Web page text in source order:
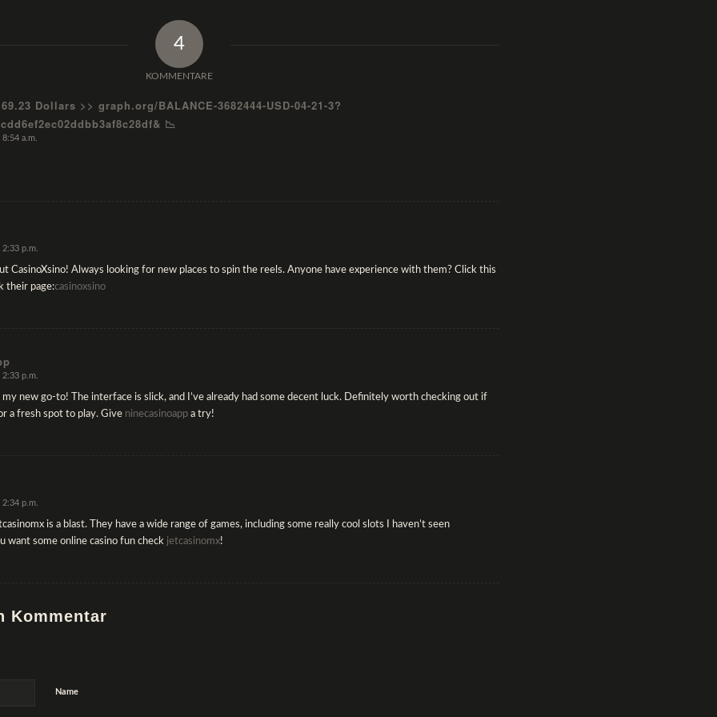
4
KOMMENTARE
Dollars >> graph.org/BALANCE-3682444-USD-04-21-3?
📉
a.m.
p.m.
CasinoXsino! Always looking for new places to spin the reels. Anyone have experience with them? Click this
their page:casinoxsino
p.m.
my new go-to! The interface is slick, and I’ve already had some decent luck. Definitely worth checking out if
a fresh spot to play. Give ninecasinoapp a try!
p.m.
is a blast. They have a wide range of games, including some really cool slots I haven’t seen
want some online casino fun check jetcasinomx!
Kommentar
Name